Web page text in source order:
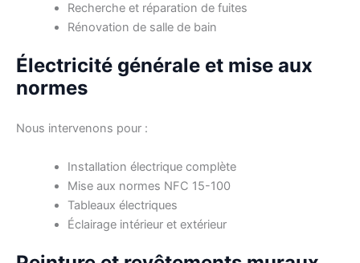
Recherche et réparation de fuites
Rénovation de salle de bain
Électricité générale et mise aux
normes
Nous intervenons pour :
Installation électrique complète
Mise aux normes NFC 15-100
Tableaux électriques
Éclairage intérieur et extérieur